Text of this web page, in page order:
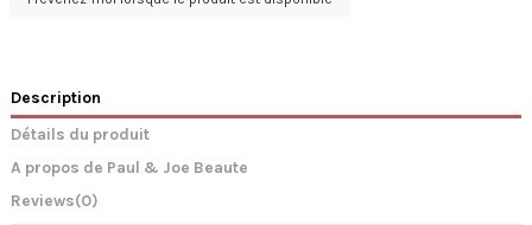
Description
Détails du produit
A propos de Paul & Joe Beaute
Reviews(0)